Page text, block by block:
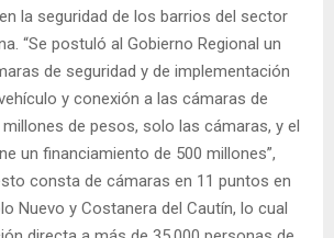
la seguridad de los barrios del sector
“Se postuló al Gobierno Regional un
de seguridad y de implementación
y conexión a las cámaras de
de pesos, solo las cámaras, y el
un financiamiento de 500 millones”,
consta de cámaras en 11 puntos en
Nuevo y Costanera del Cautín, lo cual